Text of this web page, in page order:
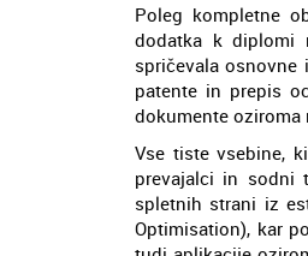
Poleg kompletne
dodatka k diplomi
spričevala
patente in prepis
dokumente oziroma
Vse tiste vsebine,
prevajalci in sodni
spletnih strani iz
Optimisation), kar